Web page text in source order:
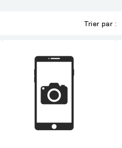
Trier par :